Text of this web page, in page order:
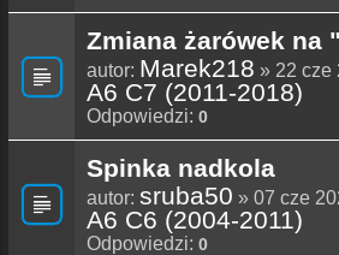
Zmiana żarówek na
autor: Marek218 » 22 cze
A6 C7 (2011-2018)
Odpowiedzi: 0
Spinka nadkola
autor: sruba50 » 07 cze
A6 C6 (2004-2011)
Odpowiedzi: 0